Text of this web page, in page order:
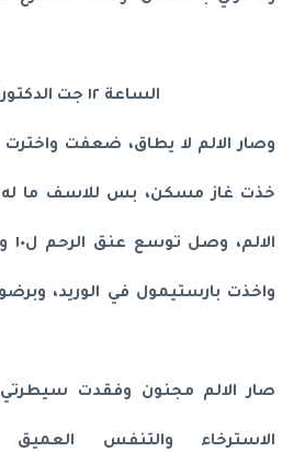
الساعة ١٢ جت الدكتورة وفحصتني وصرت ٨
وصار الالم لا يطاق، ضعفت
خذت غاز مسكن، بس للاسف ما
واخذت بارستيمول في الوريد،
صار الالم مجنون وفقدت
الاسترخاء والتنفس العميق